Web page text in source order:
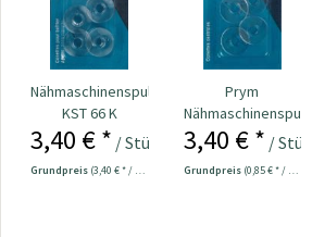
Nähmaschinenspulen
KST 66 K
3,40 € * / Stück
Grundpreis (3,40 € * / 1 Stück)
Prym
Nähmaschinenspulen
transparent für...
3,40 € * / Stück
Grundpreis (0,85 € * / 1 Stück)